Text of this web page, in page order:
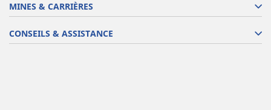
MINES & CARRIÈRES
CONSEILS & ASSISTANCE